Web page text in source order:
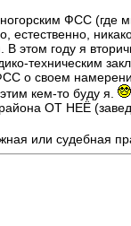
ФСС (где
этом году я
техническим
о своем
кем-то буду я.
района ОТ НЕЁ
или судебная